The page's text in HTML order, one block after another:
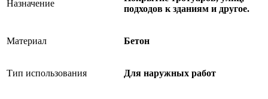
Назначение
подходов к зданиям и другое.
Материал Бетон
Тип использования Для наружных работ